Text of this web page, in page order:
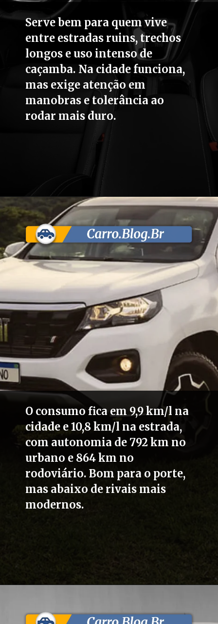
Serve bem para quem vive
entre estradas ruins, trechos
longos e uso intenso de
caçamba. Na cidade funciona,
mas exige atenção em
manobras e tolerância ao
rodar mais duro.
O consumo fica em 9,9 km/l na
cidade e 10,8 km/l na estrada,
com autonomia de 792 km no
urbano e 864 km no
rodoviário. Bom para o porte,
mas abaixo de rivais mais
modernos.